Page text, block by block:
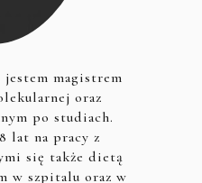
magistrem
oraz
po studiach.
lat na pracy z
się także dietą
w szpitalu oraz w